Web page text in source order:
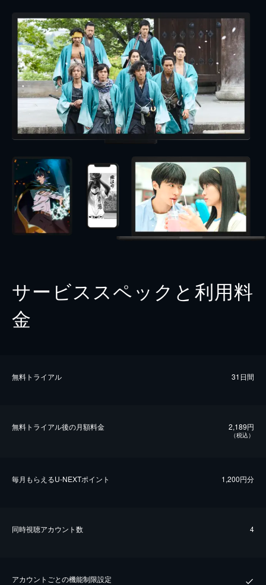
サービススペックと利用料
金
無料トライアル 31日間
無料トライアル後の⽉額料金 2,189円
（税込）
毎⽉もらえるU-NEXTポイント 1,200円分
同時視聴アカウント数 4
アカウントごとの機能制限設定